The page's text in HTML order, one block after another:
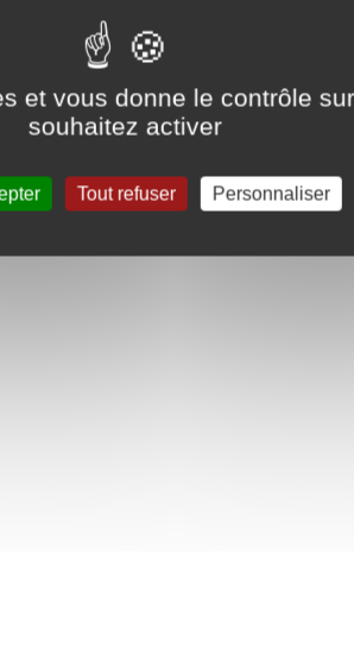
et vous donne le contrôle
souhaitez activer
Tout refuser Personnaliser